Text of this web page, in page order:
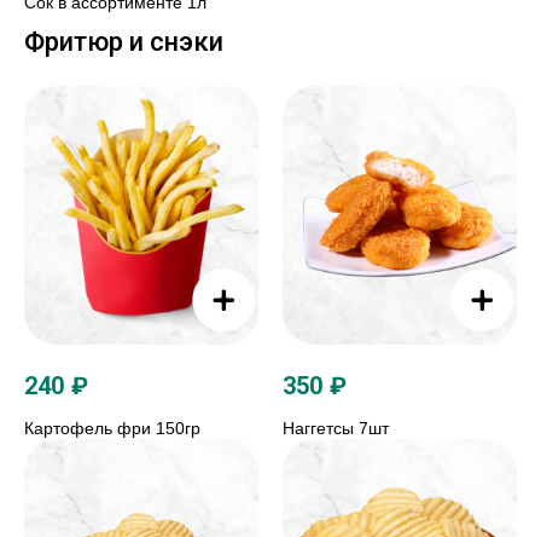
Фритюр и снэки
240 ₽
Картофель фри 150гр
350 ₽
Наггетсы 7шт